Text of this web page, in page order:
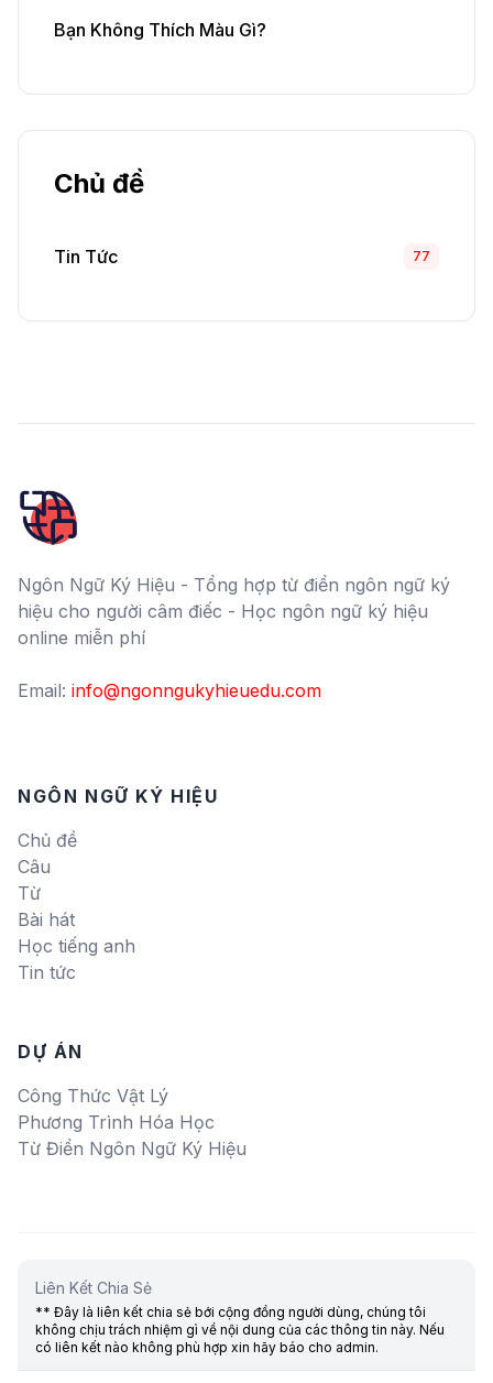
Bạn Không Thích Màu Gì?
Chủ đề
Tin Tức 77
Ngôn Ngữ Ký Hiệu - Tổng hợp từ điển ngôn ngữ ký
hiệu cho người câm điếc - Học ngôn ngữ ký hiệu
online miễn phí
Email: info@ngonngukyhieuedu.com
NGÔN NGỮ KÝ HIỆU
Chủ đề
Câu
Từ
Bài hát
Học tiếng anh
Tin tức
DỰ ÁN
Công Thức Vật Lý
Phương Trình Hóa Học
Từ Điển Ngôn Ngữ Ký Hiệu
Liên Kết Chia Sẻ
** Đây là liên kết chia sẻ bới cộng đồng người dùng, chúng tôi
không chịu trách nhiệm gì về nội dung của các thông tin này. Nếu
có liên kết nào không phù hợp xin hãy báo cho admin.